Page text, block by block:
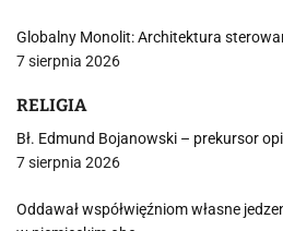
Globalny Monolit: Architektura
7 sierpnia 2026
RELIGIA
Bł. Edmund Bojanowski – prekursor
7 sierpnia 2026
Oddawał współwięźniom własne